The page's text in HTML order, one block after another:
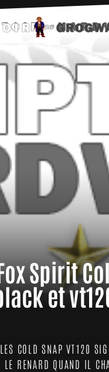
Spirit
et
COLD SNAP VT120
LE RENARD QUAND IL